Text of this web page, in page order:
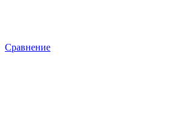
Сравнение